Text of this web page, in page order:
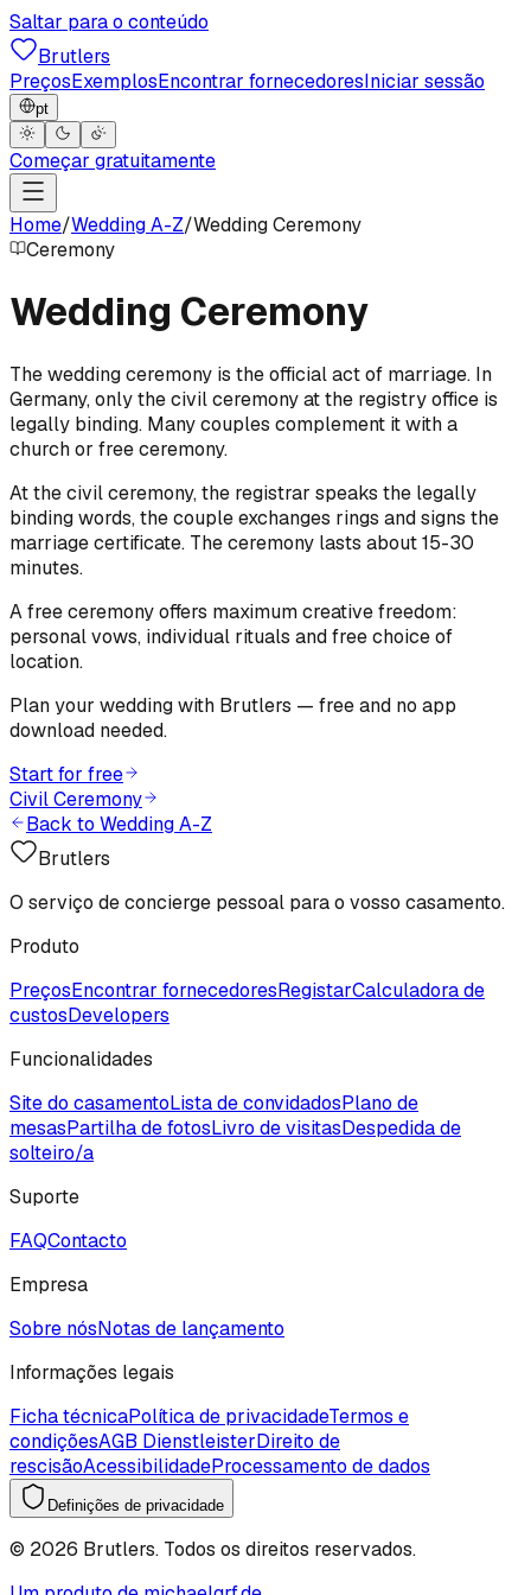
Saltar para o conteúdo
Brutlers
PreçosExemplosEncontrar fornecedoresIniciar sessão
pt
Começar gratuitamente
Home/Wedding A-Z/Wedding Ceremony
Ceremony
Wedding Ceremony
The wedding ceremony is the official act of marriage. In
Germany, only the civil ceremony at the registry office is
legally binding. Many couples complement it with a
church or free ceremony.
At the civil ceremony, the registrar speaks the legally
binding words, the couple exchanges rings and signs the
marriage certificate. The ceremony lasts about 15-30
minutes.
A free ceremony offers maximum creative freedom:
personal vows, individual rituals and free choice of
location.
Plan your wedding with Brutlers — free and no app
download needed.
Start for free
Civil Ceremony
Back to Wedding A-Z
Brutlers
O serviço de concierge pessoal para o vosso casamento.
Produto
PreçosEncontrar fornecedoresRegistarCalculadora de
custosDevelopers
Funcionalidades
Site do casamentoLista de convidadosPlano de
mesasPartilha de fotosLivro de visitasDespedida de
solteiro/a
Suporte
FAQContacto
Empresa
Sobre nósNotas de lançamento
Informações legais
Ficha técnicaPolítica de privacidadeTermos e
condiçõesAGB DienstleisterDireito de
rescisãoAcessibilidadeProcessamento de dados
Definições de privacidade
© 2026 Brutlers. Todos os direitos reservados.